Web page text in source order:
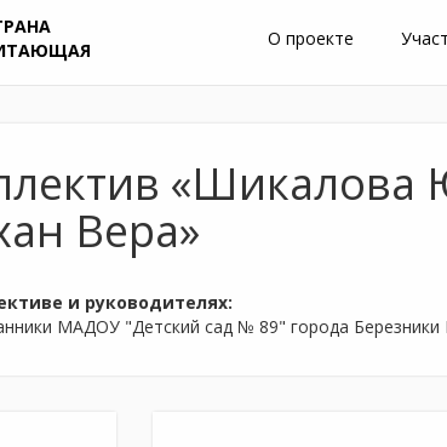
О проекте
«Шикалова
Вера»
и руководителях:
МАДОУ "Детский сад № 89" города Березники